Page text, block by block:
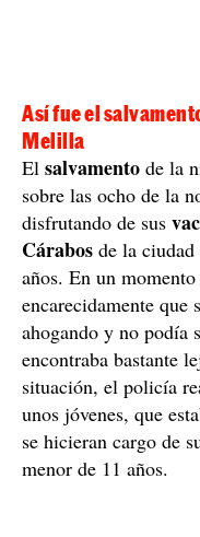
Así fue el
Melilla
El salvamento de la
sobre las ocho de la
disfrutando de sus
Cárabos de la
años. En un
encarecidamente que
ahogando y no podía
encontraba bastante
situación, el policía
unos jóvenes, que
se hicieran cargo de
menor de 11 años.